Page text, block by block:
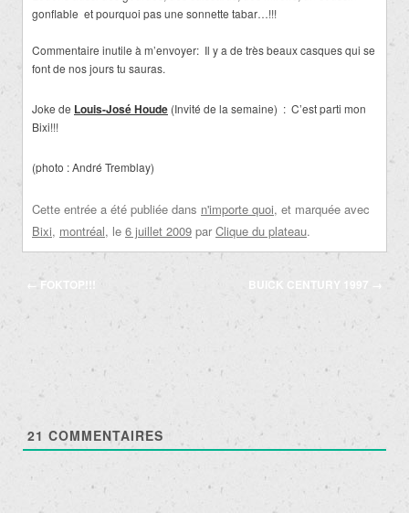
gonflable et pourquoi pas une sonnette tabar…!!!
Commentaire inutile à m’envoyer: Il y a de très beaux casques qui se
font de nos jours tu sauras.
Joke de Louis-José Houde (Invité de la semaine) : C’est parti mon
Bixi!!!
(photo : André Tremblay)
Cette entrée a été publiée dans n'importe quoi, et marquée avec
Bixi, montréal, le 6 juillet 2009 par Clique du plateau.
Navigation
← FOKTOP!!! BUICK CENTURY 1997
21 COMMENTAIRES